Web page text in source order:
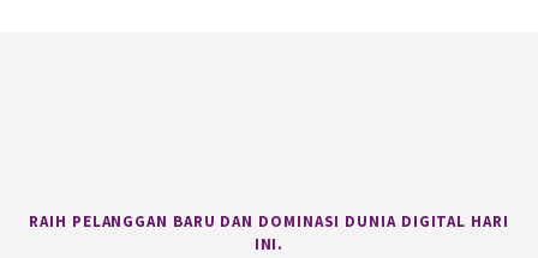
RAIH PELANGGAN BARU DAN DOMINASI DUNIA DIGITAL HARI
INI.